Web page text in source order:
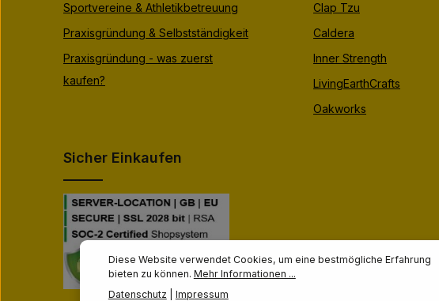
Sportvereine & Athletikbetreuung
Praxisgründung & Selbstständigkeit
Praxisgründung - was zuerst
kaufen?
Clap Tzu
Caldera
Inner Strength
LivingEarthCrafts
Oakworks
Sicher Einkaufen
Diese Website verwendet Cookies, um eine bestmögliche Erfahrung
bieten zu können. Mehr Informationen ...
Datenschutz
Impressum